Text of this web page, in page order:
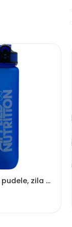
Lifestyle ūdens pudele, zila – 1000 ml